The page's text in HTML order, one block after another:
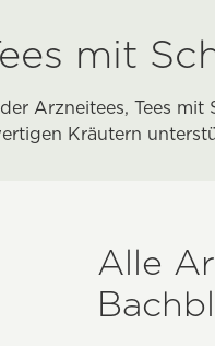
mit
Arzneitees, Tees
Kräutern
Alle